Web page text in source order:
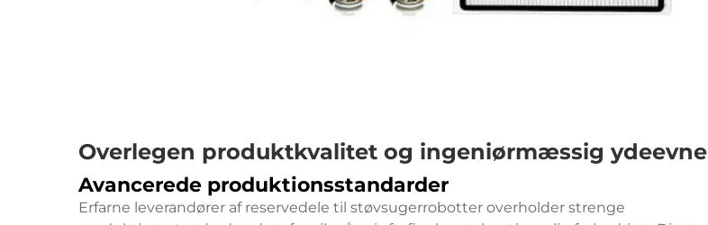
Overlegen produktkvalitet og ingeniørmæssig ydeevne
Avancerede produktionsstandarder
Erfarne leverandører af reservedele til støvsugerrobotter overholder strenge